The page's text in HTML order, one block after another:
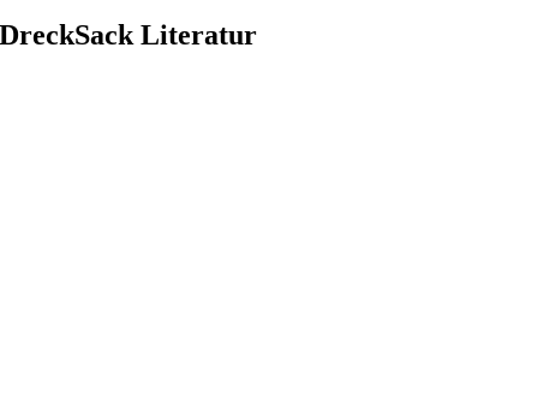
DreckSack Literatur